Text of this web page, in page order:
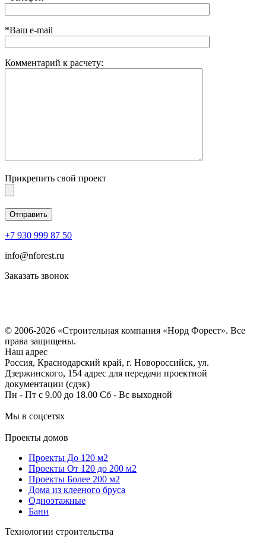
*Ваш e-mail
Комментарий к расчету:
Прикрепить свой проект
+7 930 999 87 50
info@nforest.ru
Заказать звонок
© 2006-2026 «Строительная компания «Норд Форест». Все
права защищены.
Наш адрес
Россия, Краснодарский край, г. Новороссийск, ул.
Дзержинского, 154 адрес для передачи проектной
документации (сдэк)
Пн - Пт с 9.00 до 18.00 Сб - Вс выходной
Мы в соцсетях
Проекты домов
Проекты До 120 м2
Проекты От 120 до 200 м2
Проекты Более 200 м2
Дома из клееного бруса
Одноэтажные
Бани
Технологии строительства